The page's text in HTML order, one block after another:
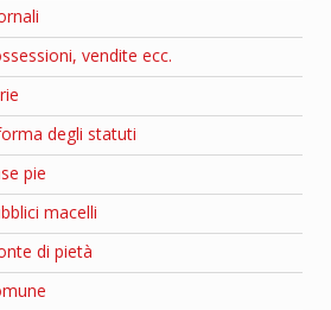
vendite ecc.
degli statuti
pie
macelli
di pietà